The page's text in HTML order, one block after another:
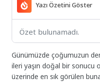
Yazı Özetini Göster
Özet bulunamadı.
Günümüzde çoğumuzun
ileri yaşın doğal bir sonucu
üzerinde en sık görülen